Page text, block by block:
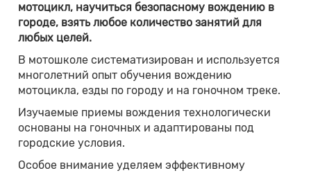
мотоцикл, научиться безопасному вождению в
городе, взять любое количество занятий для
любых целей.
В мотошколе систематизирован и используется
многолетний опыт обучения вождению
мотоцикла, езды по городу и на гоночном треке.
Изучаемые приемы вождения технологически
основаны на гоночных и адаптированы под
городские условия.
Особое внимание уделяем эффективному